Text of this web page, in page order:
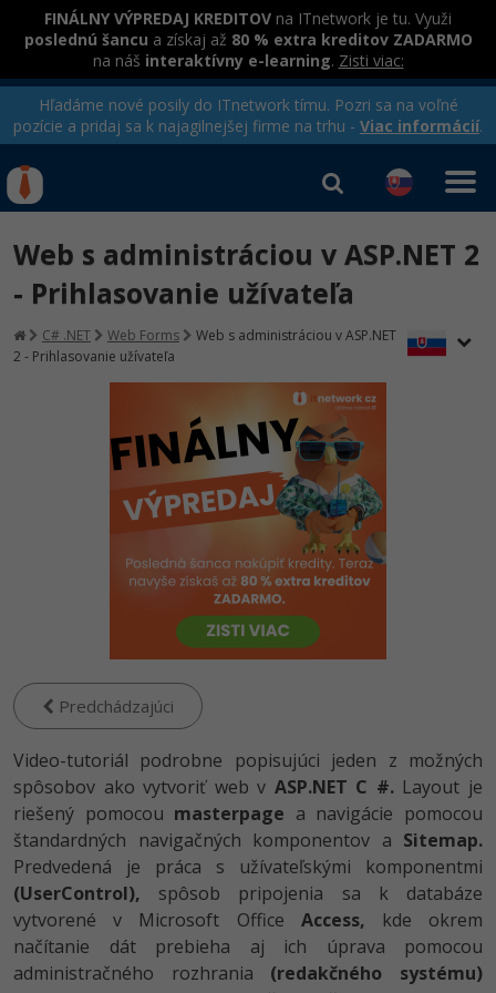
FINÁLNY VÝPREDAJ KREDITOV na ITnetwork je tu. Využi
poslednú šancu a získaj až 80 % extra kreditov ZADARMO
na náš interaktívny e-learning. Zisti viac:
Hľadáme nové posily do ITnetwork tímu. Pozri sa na voľné
pozície a pridaj sa k najagilnejšej firme na trhu - Viac informácií.
Rekvalifikačné kurzy
hradené úradom práce
Kurzy programovania
Ako začať?
C# .NET -80%
Python -80%
JavaScript -80%
C++
Swift -80%
Kotlin -80%
Céčko -80%
VB.NET
SQL
-80%
Prihlásiť sa | Registrovať
Web s administráciou v ASP.NET 2
- Prihlasovanie užívateľa
C# .NET Web Forms
Web s administráciou v ASP.NET
2 - Prihlasovanie užívateľa
Predchádzajúci
Video-tutoriál podrobne popisujúci jeden z možných
spôsobov ako vytvoriť web v ASP.NET C #.Layout je
riešený pomocou masterpage a navigácie pomocou
štandardných navigačných komponentov a Sitemap.
Predvedená je práca s užívateľskými komponentmi
(UserControl), spôsob pripojenia sa k databáze
vytvorené v Microsoft Office Access, kde okrem
načítanie dát prebieha aj ich úprava pomocou
administračného rozhrania (redakčného systému)